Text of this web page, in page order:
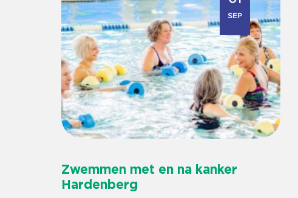
SEP
Zwemmen met en na kanker
Hardenberg